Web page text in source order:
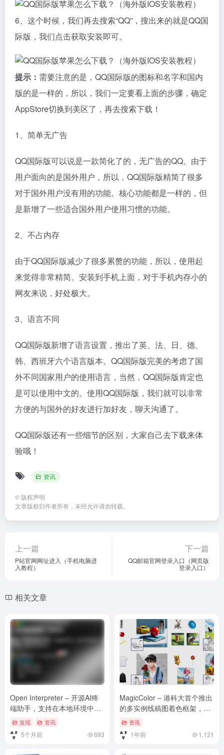
6、这个时候，我们再去搜索“QQ”，搜出来的就是QQ国
际版，我们点击获取安装即可。
提示： 需要注意的是，QQ国际版的图标和名字和国内
版的是一样的，所以，我们一定要看上面的步骤，确定
AppStore切换到美区了，再去搜索下载！
1、简单无广告
QQ国际版可以说是一款简化了的，无广告的QQ。由于
用户面向的是国外用户，所以，QQ国际版精简了很多
对于国外用户没有用的功能。核心功能都是一样的，但
是新增了一些适合国外用户使用习惯的功能。
2、不占内存
由于QQ国际版减少了很多累赘的功能，所以，使用起
来觉得非常精简。安装到手机上面，对于手机内存小的
网友来说，好处极大。
3、语言不同
QQ国际版新增了语言设置，推出了英、法、日、德、
韩、西班牙六个语言版本。QQ国际版完美的考虑了国
外不同国家用户的使用语言，当然，QQ国际版肯定也
是可以使用中文的。使用QQ国际版，我们就可以非常
方便的与国外的好友进行加好友，聊天沟通了。
QQ国际版还有一些细节的区别，大家自己去下载来体
验哦！
资讯
© 版权声明
文章版权归作者所有，未经允许请勿转载。
上一篇
P站官网网址进入（手机电脑进
入教程）
下一篇
QQ邮箱官网登录入口（网页版
登录入口）
相关文章
Open Interpreter – 开源AI终
端助手，支持在本地环境中运
行 发现 资讯
5个月前 693
MagicColor – 港科大首个推出
的多实例线稿图着色框架，自
动将线稿图转换为色彩丰富的
图像
资讯
1年前 1,121